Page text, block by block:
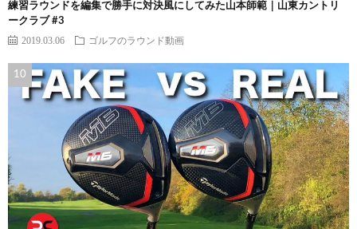
練習ラウンドを編集で勝手に対決風にしてみた山本師範｜山東カントリ
ークラブ #3
2019.03.06 ゴルフのラウンド動画